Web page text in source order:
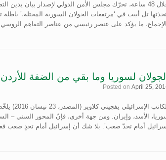
خلال 48 ساعة، تحرّك مجلس الأمن الدولي لإصدار بيان يدين
تل أبيب في ‘مرتفعات الجولان السورية المحتلة،’ باطلة
ما يؤكد على عنصر رئيسي من عناصر التفاهم
لسوريا وما بقي من الضفة للأردن
Posted on April 25,
الكاتب
الأسد، وإيران. ومن جهة أخرى، فإنّ المحور السني –
إسرائيل أمام تحدّ صعب’. بلا شك أن إسرائيل أمام تحدٍ صعب